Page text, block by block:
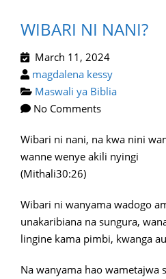
WIBARI NI NANI?
March 11, 2024
magdalena kessy
Maswali ya Biblia
No Comments
Wibari ni nani, na kwa nini
wanne wenye akili nyingi
(Mithali30:26)
Wibari ni wanyama wadogo
unakaribiana na sungura,
lingine kama pimbi, kwanga
Na wanyama hao wametajwa